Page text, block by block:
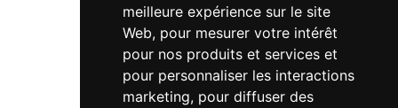
meilleure expérience sur le site
Web, pour mesurer votre intérêt
pour nos produits et services et
pour personnaliser les interactions
marketing, pour diffuser des